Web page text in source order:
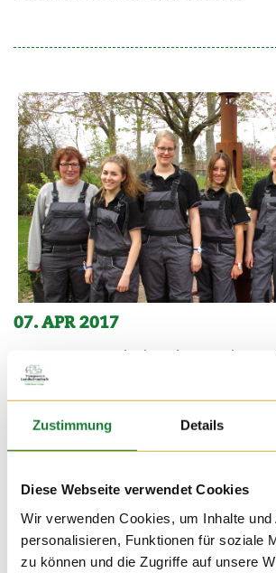
Zustimmung Details
Diese Webseite verwendet Cookies
Wir verwenden Cookies, um Inhalte und
personalisieren, Funktionen für soziale
zu können und die Zugriffe auf unsere
07. APR 2017
Ein Programmpunkt der Exkursion der
„Universitas“ war ein Besuch bei
Landwirtschaft“. Für die Studenten waren
Eindrücke von der landwirtschaftlichen